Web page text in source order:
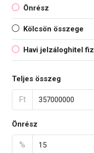
Önrész
Kölcsön összege
Havi jelzáloghitel
Teljes összeg
Ft
Önrész
%